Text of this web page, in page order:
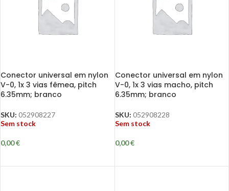
Conector universal em nylon
V-0, 1x 3 vias fêmea, pitch
6.35mm; branco
SKU: 052908227
Sem stock
0,00€
Conector universal em nylon
V-0, 1x 3 vias macho, pitch
6.35mm; branco
SKU: 052908228
Sem stock
0,00€